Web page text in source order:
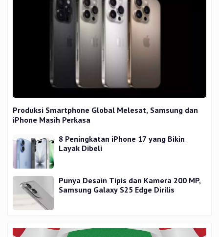
Produksi Smartphone Global Melesat, Samsung dan
iPhone Masih Perkasa
8 Peningkatan iPhone 17 yang Bikin
Layak Dibeli
Punya Desain Tipis dan Kamera 200 MP,
Samsung Galaxy S25 Edge Dirilis